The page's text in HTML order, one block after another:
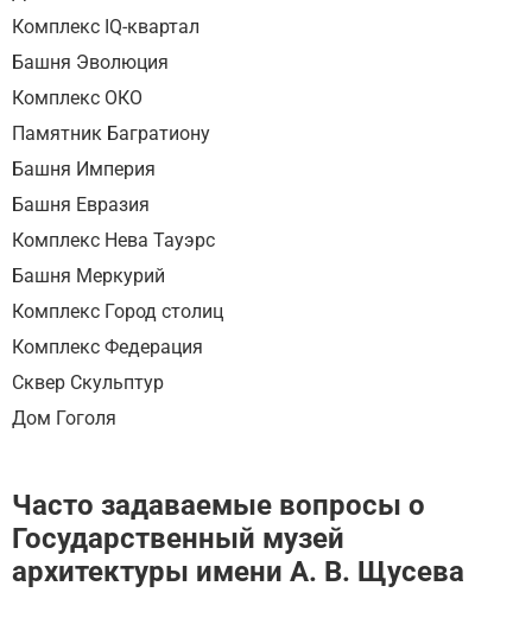
Комплекс IQ-квартал
Башня Эволюция
Комплекс ОКО
Памятник Багратиону
Башня Империя
Башня Евразия
Комплекс Нева Тауэрс
Башня Меркурий
Комплекс Город столиц
Комплекс Федерация
Сквер Скульптур
Дом Гоголя
Часто задаваемые вопросы о
Государственный музей
архитектуры имени А. В. Щусева